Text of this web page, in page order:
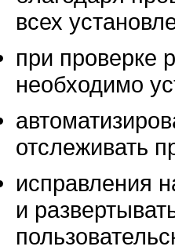
всех
при проверке
необходимо
отслеживать
исправления
и